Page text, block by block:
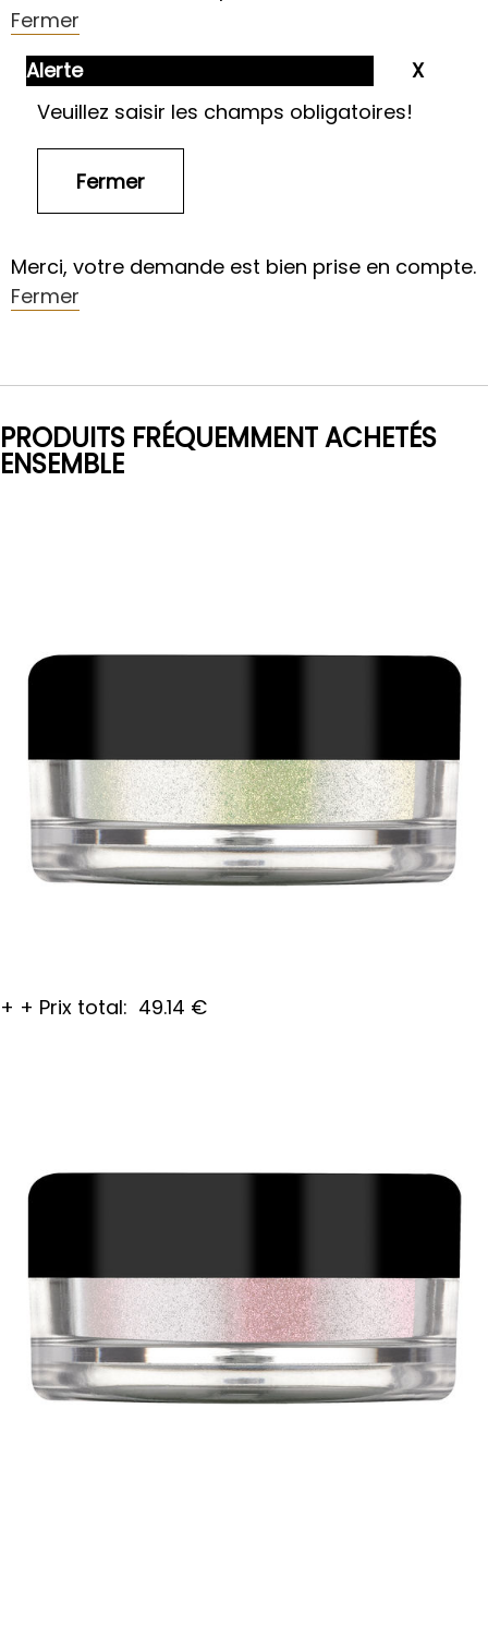
Fermer
Alerte
Veuillez saisir les champs obligatoires!
Merci, votre demande est bien prise en compte.
Fermer
PRODUITS FRÉQUEMMENT ACHETÉS
ENSEMBLE
+ + Prix total: 49.14 €